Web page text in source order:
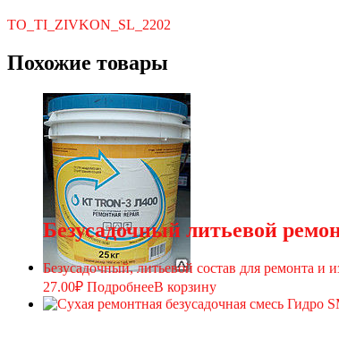
TO_TI_ZIVKON_SL_2202
Похожие товары
Безусадочный литьевой
Безусадочный, литьевой состав для ремонта и
27.00₽ ПодробнееВ корзину